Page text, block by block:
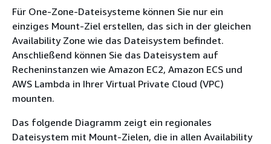
Für One-Zone-Dateisysteme können Sie nur ein
einziges Mount-Ziel erstellen, das sich in der gleichen
Availability Zone wie das Dateisystem befindet.
Anschließend können Sie das Dateisystem auf
Recheninstanzen wie Amazon EC2, Amazon ECS und
AWS Lambda in Ihrer Virtual Private Cloud (VPC)
mounten.
Das folgende Diagramm zeigt ein regionales
Dateisystem mit Mount-Zielen, die in allen Availability